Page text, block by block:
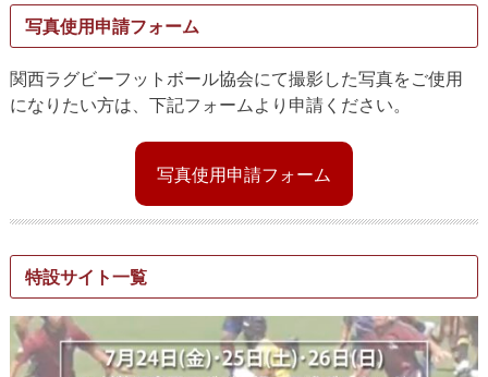
写真使用申請フォーム
関西ラグビーフットボール協会にて撮影した写真をご使用
になりたい方は、下記フォームより申請ください。
写真使用申請フォーム
特設サイト一覧